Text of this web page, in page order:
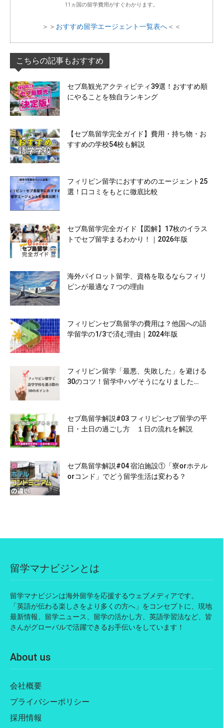
11ヵ国の留学費用がすぐわかります。
＞＞ おすすめ留学エージェント一覧表へ ＜＜
こちらの記事もおすすめ
セブ島観光アクティビティ39選！おすすめ順
にやることを独自ランキング
【セブ島留学完全ガイド】費用・持ち物・お
すすめの学校54校も解説
フィリピン留学におすすめのエージェント25
選！口コミをもとに徹底比較
セブ島留学完全ガイド【図解】17枚のイラス
トでセブ留学まるわかり！｜2026年版
海外パイロット留学、資格を取るならフィリ
ピンが最適な７つの理由
フィリピンセブ島留学の費用は？他国への語
学留学の1/3で済む理由｜2024年版
フィリピン留学「最悪、失敗した」を避ける
30のコツ！留学中ハゲそうになりました…
セブ島留学解説#03 フィリピンセブ留学の平
日・土日の過ごし方 １日の流れを解説
セブ島留学解説#04 宿泊施設①「寮orホテル
orコンド」でどう留学生活は変わる？
留学マナビジンとは
留学マナビジンは海外留学を応援するウェブメディアです。
「英語が伝わる楽しさをより多くの方へ」をコンセプトに、現地
最新情報、留学ニュース、留学の活かし方、英語学習法など、皆
さんがグローバルで活躍できるお手伝いをしています！
About us
会社概要
プライバシーポリシー
採用情報